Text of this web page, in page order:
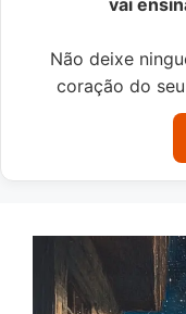
Não deixe
coração do